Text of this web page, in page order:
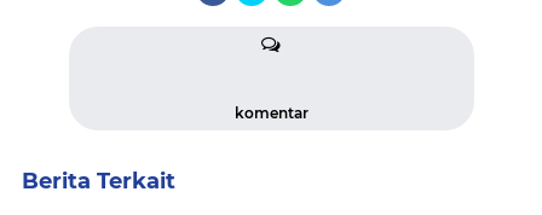
komentar
Berita Terkait